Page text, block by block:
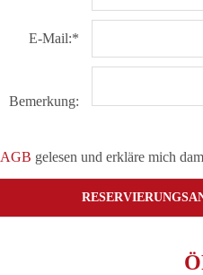
E-Mail:*
Bemerkung:
AGB gelesen und erkläre mich